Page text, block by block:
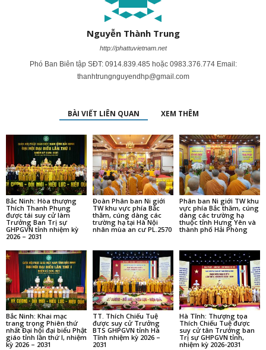
Nguyễn Thành Trung
http://phattuvietnam.net
Phó Ban Biên tập SĐT: 0914.839.485 hoặc 0983.376.774 Email:
thanhtrungnguyendhp@gmail.com
BÀI VIẾT LIÊN QUAN XEM THÊM
Bắc Ninh: Hòa thượng
Thích Thanh Phụng
được tái suy cử làm
Trưởng Ban Trị sự
GHPGVN tỉnh nhiệm kỳ
2026 – 2031
Đoàn Phân ban Ni giới
TW khu vực phía Bắc
thăm, cúng dàng các
trường hạ tại Hà Nội
nhân mùa an cư PL.2570
Phân ban Ni giới TW khu
vực phía Bắc thăm, cúng
dàng các trường hạ
thuộc tỉnh Hưng Yên và
thành phố Hải Phòng
Bắc Ninh: Khai mạc
trang trọng Phiên thứ
nhất Đại hội đại biểu Phật
giáo tỉnh lần thứ I, nhiệm
kỳ 2026 – 2031
TT. Thích Chiếu Tuệ
được suy cử Trưởng
BTS GHPGVN tỉnh Hà
Tĩnh nhiệm kỳ 2026 –
2031
Hà Tĩnh: Thượng tọa
Thích Chiếu Tuệ được
suy cử tân Trưởng ban
Trị sự GHPGVN tỉnh,
nhiệm kỳ 2026-2031